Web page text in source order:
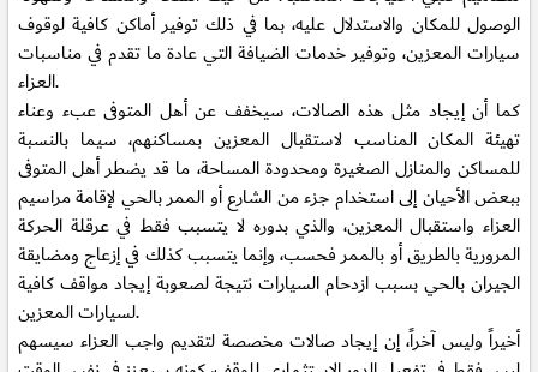
الوصول للمكان والاستدلال عليه، بما في ذلك توفير أماكن كافية لوقوف
سيارات المعزين، وتوفير خدمات الضيافة التي عادة ما تقدم في مناسبات
العزاء.
كما أن إيجاد مثل هذه الصالات، سيخفف عن أهل المتوفى عبء وعناء
تهيئة المكان المناسب لاستقبال المعزين بمساكنهم، سيما بالنسبة
للمساكن والمنازل الصغيرة ومحدودة المساحة، ما قد يضطر أهل المتوفى
ببعض الأحيان إلى استخدام جزء من الشارع أو الممر بالحي لإقامة مراسيم
العزاء واستقبال المعزين، والذي بدوره لا يتسبب فقط في عرقلة الحركة
المرورية بالطريق أو بالممر فحسب، وإنما يتسبب كذلك في إزعاج ومضايقة
الجيران بالحي بسبب ازدحام السيارات نتيجة لصعوبة إيجاد مواقف كافية
لسيارات المعزين.
أخيراً وليس آخراً، إن إيجاد صالات مخصصة لتقديم واجب العزاء سيسهم